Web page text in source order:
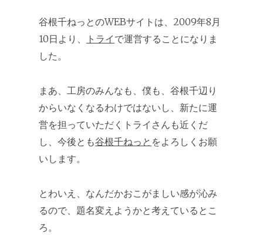
谷根千ねっとのWEBサイトは、2009年8月
10日より、
トライ で運営することになりま
した。
まあ、工房のみんなも、僕も、谷根千辺り
からいなくなるわけではないし、新たに運
営を担っていただくトライさんも近くだ
し、今後とも谷根千ねっと をよろしくお願
いします。
とわいえ、なんだかおこがましい感が沁み
るので、題名変えようかと考えているとこ
ろ。